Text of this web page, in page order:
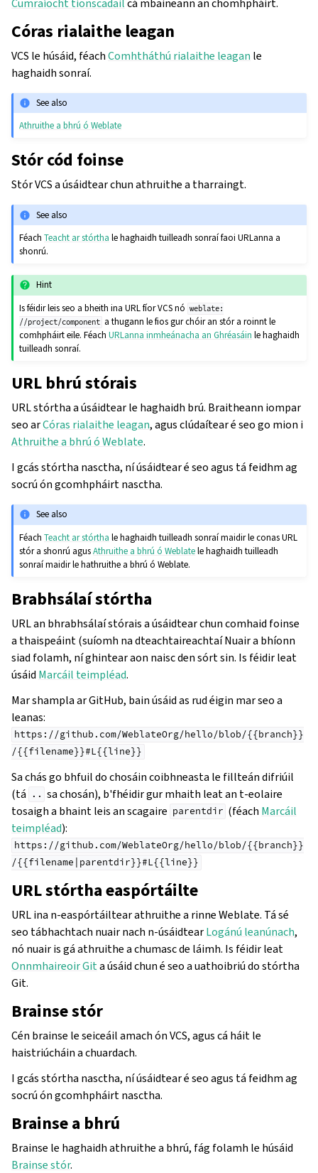
Córas rialaithe leagan
VCS le húsáid, féachComhtháthú rialaithe leagan le
haghaidh sonraí.
See also
Athruithe a bhrú ó Weblate
Stór cód foinse
Stór VCS a úsáidtear chun athruithe a tharraingt.
See also
FéachTeacht ar stórtha le haghaidh tuilleadh sonraí faoi URLanna a
shonrú.
Hint
Is féidir leis seo a bheith ina URL fíor VCS nó weblate:
//project/component a thugann le fios gur chóir an stór a roinnt le
comhpháirt eile. FéachURLanna inmheánacha an Ghréasáin le haghaidh
tuilleadh sonraí.
URL bhrú stórais
URL stórtha a úsáidtear le haghaidh brú. Braitheann iompar
seo arCóras rialaithe leagan, agus clúdaítear é seo go mion i
Athruithe a bhrú ó Weblate.
I gcás stórtha nasctha, ní úsáidtear é seo agus tá feidhm ag
socrú ón gcomhpháirt nasctha.
See also
FéachTeacht ar stórtha le haghaidh tuilleadh sonraí maidir le conas URL
stór a shonrú agusAthruithe a bhrú ó Weblatele haghaidh tuilleadh
sonraí maidir le hathruithe a bhrú ó Weblate.
Brabhsálaí stórtha
URL an bhrabhsálaí stórais a úsáidtear chun comhaid foinse
a thaispeáint (suíomh na dteachtaireachtaí Nuair a bhíonn
siad folamh, ní ghintear aon naisc den sórt sin. Is féidir leat
úsáid Marcáil teimpléad.
Mar shampla ar GitHub, bain úsáid as rud éigin mar seo a
leanas:
https://github.com/WeblateOrg/hello/blob/{{branch}}
/{{filename}}#L{{line}}
Sa chás go bhfuil do chosáin coibhneasta le fillteán difriúil
(tá
.. sa chosán), b'fhéidir gur mhaith leat an t-eolaire
tosaigh a bhaint leis an scagaire parentdir (féach Marcáil
teimpléad):
https://github.com/WeblateOrg/hello/blob/{{branch}}
/{{filename|parentdir}}#L{{line}}
URL stórtha easpórtáilte
URL ina n-easpórtáiltear athruithe a rinne Weblate. Tá sé
seo tábhachtach nuair nach n-úsáidtearLogánú leanúnach,
nó nuair is gá athruithe a chumasc de láimh. Is féidir leat
Onnmhaireoir Gita úsáid chun é seo a uathoibriú do stórtha
Git.
Brainse stór
Cén brainse le seiceáil amach ón VCS, agus cá háit le
haistriúcháin a chuardach.
I gcás stórtha nasctha, ní úsáidtear é seo agus tá feidhm ag
socrú ón gcomhpháirt nasctha.
Brainse a bhrú
Brainse le haghaidh athruithe a bhrú, fág folamh le húsáid
Brainse stór.